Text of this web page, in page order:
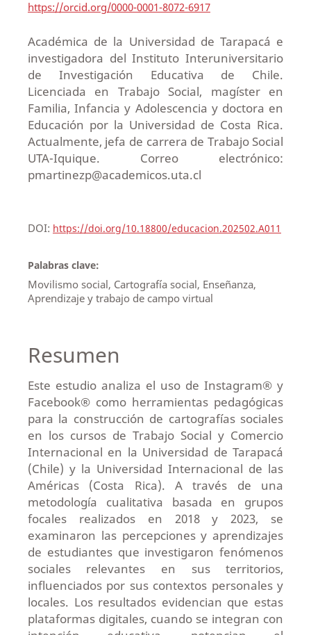
https://orcid.org/0000-0001-8072-6917
Académica de la Universidad de Tarapacá e
investigadora del Instituto Interuniversitario
de Investigación Educativa de Chile.
Licenciada en Trabajo Social, magíster en
Familia, Infancia y Adolescencia y doctora en
Educación por la Universidad de Costa Rica.
Actualmente, jefa de carrera de Trabajo Social
UTA-Iquique. Correo electrónico:
pmartinezp@academicos.uta.cl
DOI: https://doi.org/10.18800/educacion.202502.A011
Palabras clave:
Movilismo social, Cartografía social, Enseñanza,
Aprendizaje y trabajo de campo virtual
Resumen
Este estudio analiza el uso de Instagram® y
Facebook® como herramientas pedagógicas
para la construcción de cartografías sociales
en los cursos de Trabajo Social y Comercio
Internacional en la Universidad de Tarapacá
(Chile) y la Universidad Internacional de las
Américas (Costa Rica). A través de una
metodología cualitativa basada en grupos
focales realizados en 2018 y 2023, se
examinaron las percepciones y aprendizajes
de estudiantes que investigaron fenómenos
sociales relevantes en sus territorios,
influenciados por sus contextos personales y
locales. Los resultados evidencian que estas
plataformas digitales, cuando se integran con